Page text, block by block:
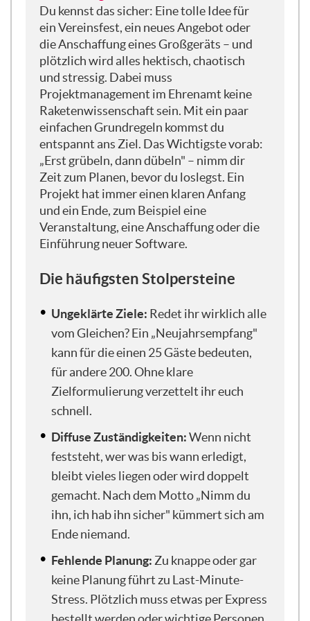
schon so gesagt: ohne Stress zum Ziel – zu
besprechen und zu schauen, wie wir das
am besten gestalten. Das soll heute ja das
Einsteigerwebinar sein, wo es darum geht,
eben ohne Vorkenntnisse einzusteigen
und ja, nach diesen 45 Minuten, die wir
gleich zusammen haben, etwas schlauer
rauszugehen und vielleicht das erste
Projekt im Verein, in der Organisation
oder im Ehrenamt irgendwie
voranzubringen.
Und das schon mal vorab: 45 Minuten ist
natürlich erstmal nur so der Blick durch
Zeit, ihr kennt es selber. Das ist so ein
bisschen der Appetizer. Zum Thema
Projektmanagement gibt es viele teure
Schulungen, die auch mehrere Tage gehen
und wo man sich richtig reinbeißen kann.
Von daher nehmt gerne mit, was ihr
mitnehmen könnt.
pragmatisches Zitat von meinem Papa
mitgebracht, was auch immer wieder gut
ist und vielleicht so ein bisschen
verdeutlicht, worauf es beim
Projektmanagement ankommt. Das Zitat
ist nämlich: „Erst grübeln, dann dübeln.“
Finde ich wunderbar einprägsam und auch
pragmatisch. Mein Papa ist Handwerker
und hat deswegen immer diese super
schlauen Sprüche auf Lager. Aber wie
gesagt, das passt für mich auch perfekt
Du kennst das sicher: Eine tolle Idee für
ein Vereinsfest, ein neues Angebot oder
die Anschaffung eines Großgeräts – und
plötzlich wird alles hektisch, chaotisch
und stressig. Dabei muss
Projektmanagement im Ehrenamt keine
Raketenwissenschaft sein. Mit ein paar
einfachen Grundregeln kommst du
entspannt ans Ziel. Das Wichtigste vorab:
„Erst grübeln, dann dübeln" – nimm dir
Zeit zum Planen, bevor du loslegst. Ein
Projekt hat immer einen klaren Anfang
und ein Ende, zum Beispiel eine
Veranstaltung, eine Anschaffung oder die
Einführung neuer Software.
Die häufigsten Stolpersteine
Ungeklärte Ziele: Redet ihr wirklich alle
vom Gleichen? Ein „Neujahrsempfang"
kann für die einen 25 Gäste bedeuten,
für andere 200. Ohne klare
Zielformulierung verzettelt ihr euch
schnell.
Diffuse Zuständigkeiten:Wenn nicht
feststeht, wer was bis wann erledigt,
bleibt vieles liegen oder wird doppelt
gemacht. Nach dem Motto „Nimm du
ihn, ich hab ihn sicher" kümmert sich am
Ende niemand.
Fehlende Planung: Zu knappe oder gar
keine Planung führt zu Last-Minute-
Stress. Plötzlich muss etwas per Express